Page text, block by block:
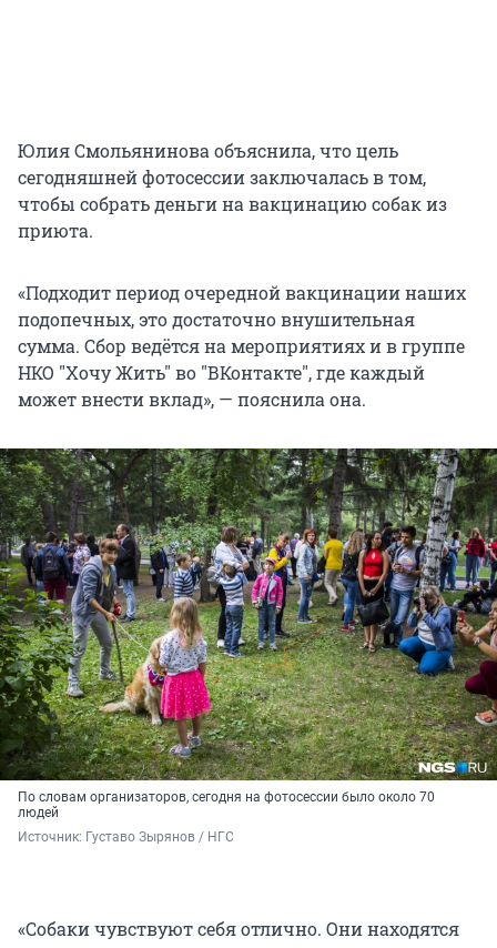
Юлия Смольянинова объяснила, что цель
сегодняшней фотосессии заключалась в том,
чтобы собрать деньги на вакцинацию собак из
приюта.
«Подходит период очередной вакцинации наших
подопечных, это достаточно внушительная
сумма. Сбор ведётся на мероприятиях и в группе
НКО "Хочу Жить" во "ВКонтакте", где каждый
может внести вклад», — пояснила она.
По словам организаторов, сегодня на фотосессии было около 70
людей
Источник: Густаво Зырянов / НГС
«Собаки чувствуют себя отлично. Они находятся